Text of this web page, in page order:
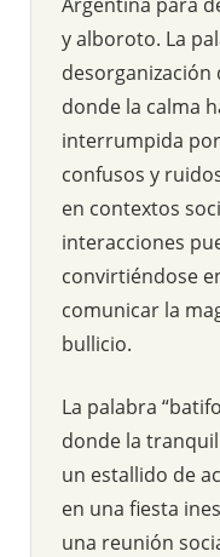
y alboroto. La
donde la calma
interrumpida
confusos y
en contextos
interacciones
convirtiéndose
comunicar la
bullicio.
La palabra
donde la
un estallido de
en una fiesta
una reunión